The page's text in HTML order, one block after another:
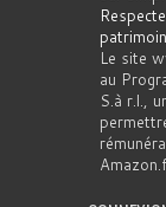
Le site
au
S.à r.l.,